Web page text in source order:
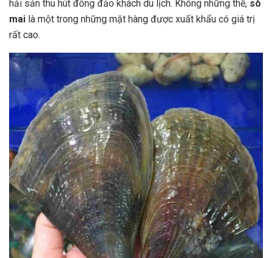
hải sản thu hút đông đảo khách du lịch. Không những thế, sò
mai là một trong những mặt hàng được xuất khẩu có giá trị
rất cao.